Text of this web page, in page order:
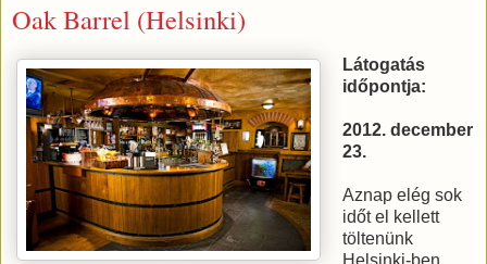
Oak Barrel (Helsinki)
Látogatás
időpontja:
2012. december
23.
Aznap elég sok
időt el kellett
töltenünk
Helsinki-ben,